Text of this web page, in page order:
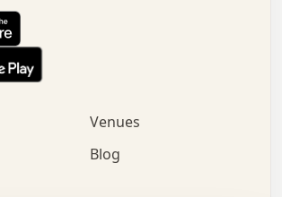
.   .   .   +   .   .   x   .   .
.   :   +   .   .   .   .   .   o
.   .   .   .   .   .   .   .   .
.   .   .   .   .   .   .   +   .
.   .   x   .   .   .   .   .   .
.   .   .   o   .   .   .   .
.   .   .   .   .   .   :   .   x
Venues
Blog